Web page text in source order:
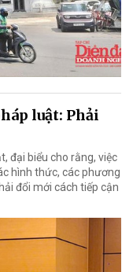
luật: Phải
đại biểu cho rằng, việc
hình thức, các phương
đổi mới cách tiếp cận